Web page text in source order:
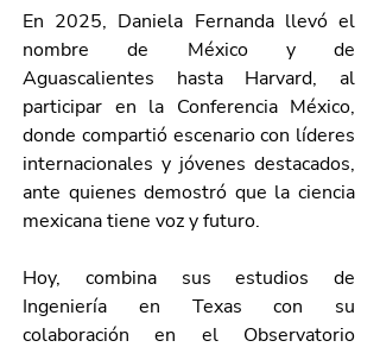
En 2025, Daniela Fernanda llevó el
nombre de México y de
Aguascalientes hasta Harvard, al
participar en la Conferencia México,
donde compartió escenario con líderes
internacionales y jóvenes destacados,
ante quienes demostró que la ciencia
mexicana tiene voz y futuro.
Hoy, combina sus estudios de
Ingeniería en Texas con su
colaboración en el Observatorio